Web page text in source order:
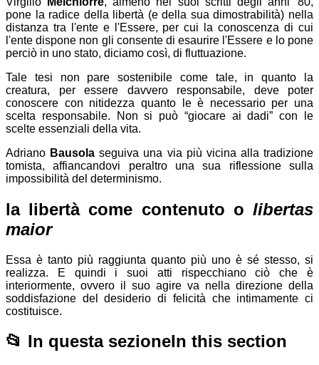
pone la radice della libertà (e della sua dimostrabilità) nella
distanza tra l'ente e l'Essere, per cui la conoscenza di cui
l'ente dispone non gli consente di esaurire l'Essere e lo pone
perciò in uno stato, diciamo così, di fluttuazione.
Tale tesi non pare sostenibile come tale, in quanto la
creatura, per essere davvero responsabile, deve poter
conoscere con nitidezza quanto le è necessario per una
scelta responsabile. Non si può “giocare ai dadi” con le
scelte essenziali della vita.
Adriano Bausola seguiva una via più vicina alla tradizione
tomista, affiancandovi peraltro una sua riflessione sulla
impossibilità del determinismo.
la libertà come contenuto o libertas
maior
Essa è tanto più raggiunta quanto più uno è sé stesso, si
realizza. E quindi i suoi atti rispecchiano ciò che è
interiormente, ovvero il suo agire va nella direzione della
soddisfazione del desiderio di felicità che intimamente ci
costituisce.
📂 In questa sezioneIn this section